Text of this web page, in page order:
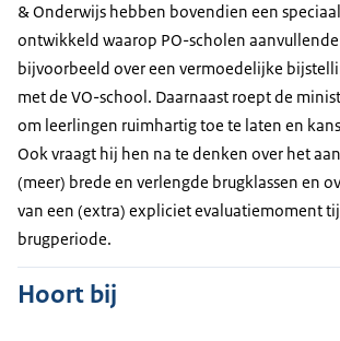
& Onderwijs hebben bovendien een
ontwikkeld waarop PO-scholen
bijvoorbeeld over een vermoedelijke
met de VO-school. Daarnaast roept de
om leerlingen ruimhartig toe te laten en
Ook vraagt hij hen na te denken over het
(meer) brede en verlengde brugklassen en
van een (extra) expliciet evaluatiemoment
brugperiode.
Hoort bij